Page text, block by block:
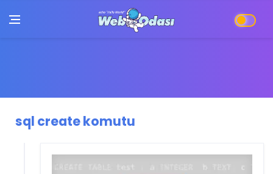
sql create komutu